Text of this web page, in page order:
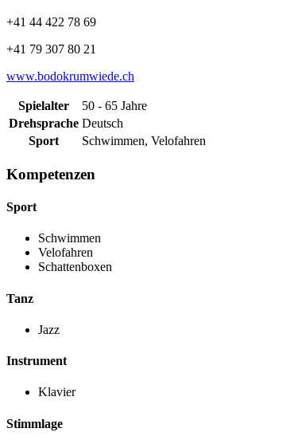
+41 44 422 78 69
+41 79 307 80 21
www.bodokrumwiede.ch
Spielalter
50 - 65 Jahre
Drehsprache Deutsch
Sport
Schwimmen, Velofahren
Kompetenzen
Sport
Schwimmen
Velofahren
Schattenboxen
Tanz
Jazz
Instrument
Klavier
Stimmlage